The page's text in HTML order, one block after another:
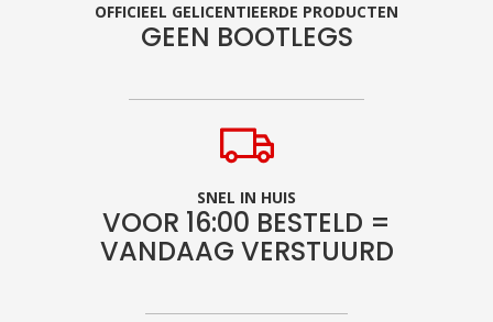
OFFICIEEL GELICENTIEERDE PRODUCTEN
GEEN BOOTLEGS
SNEL IN HUIS
VOOR 16:00 BESTELD =
VANDAAG VERSTUURD